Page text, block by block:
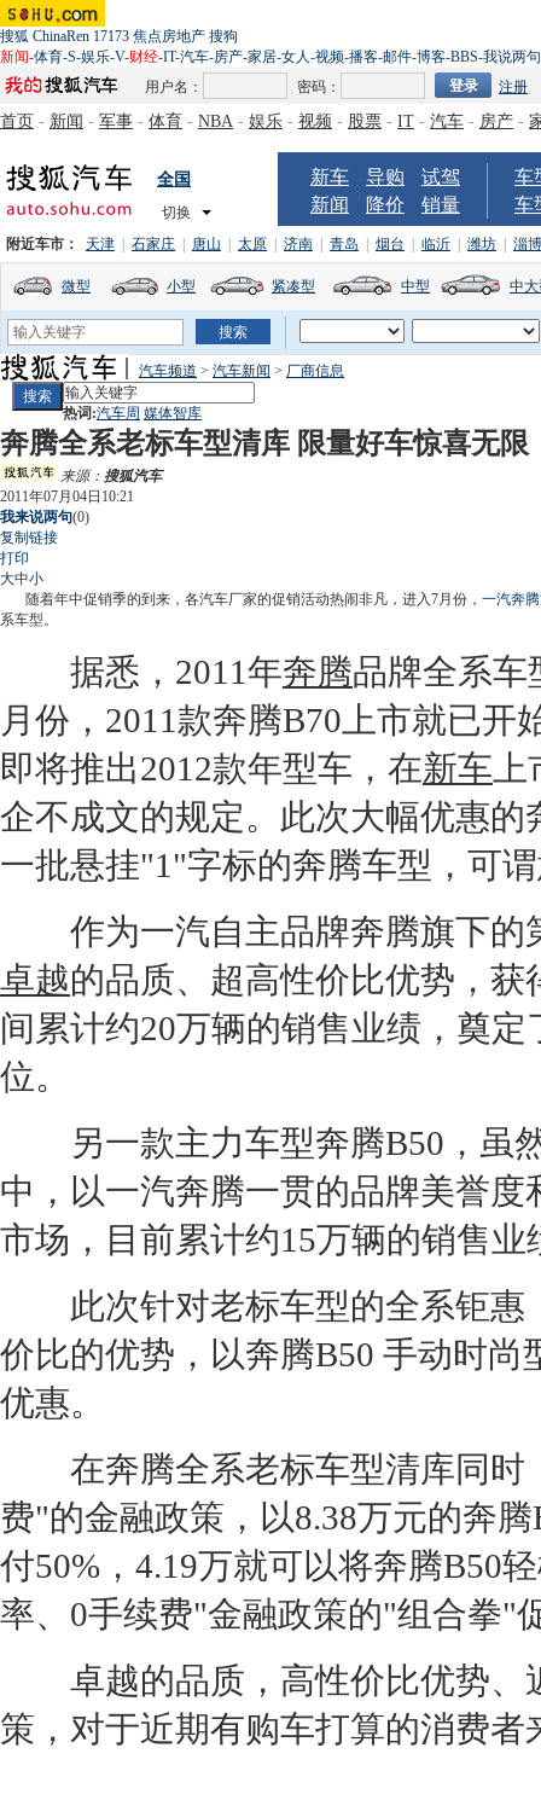
搜狐 ChinaRen 17173 焦点房地产 搜狗
新闻-体育-S-娱乐-V-财经-IT-汽车-房产-家居-女人-视频-播客-邮件-博客-BBS-我说两句
用户名：
密码： 注册
首页 - 新闻 - 军事 - 体育 - NBA - 娱乐 - 视频 - 股票 - IT - 汽车 - 房产 -
全国
切换
新车 导购
试驾
新闻
降价 销量
车
车
附近车市： 天津 石家庄 唐山 太原 济南 青岛 烟台 临沂 潍坊 淄博
微型 小型 紧凑型 中型 中
汽车频道 > 汽车新闻 > 厂商信息
热词:汽车周 媒体智库
奔腾全系老标车型清库 限量好车惊喜无限
来源： 搜狐汽车
2011年07月04日10:21
我来说两句(0)
复制链接
打印
大中小
随着年中促销季的到来，各汽车厂家的促销活动热闹非凡，进入7月份， 一汽奔腾
系车型。
据悉，2011年奔腾品牌全系车
月份，2011款奔腾B70 上市就已开
即将推出2012款年型车，在新车
企不成文的规定。此次大幅优惠的
一批悬挂"1"字标的奔腾车型，可
作为一汽自主品牌奔腾旗下的
卓越的品质、超高性价比优势，
间累计约20万辆的销售业绩，奠
位。
另一款主力车型奔腾B50 ，虽
中，以一汽奔腾一贯的品牌美誉度
市场，目前累计约15万辆的销售
此次针对老标车型的全系钜惠
价比的优势，以奔腾B50 手动时尚
优惠。
在奔腾全系老标车型清库同时
费"的金融政策，以8.38万元的奔腾
付50%，4.19万就可以将奔腾B50
率、0手续费"金融政策的"组合拳"
卓越的品质，高性价比优势
策，对于近期有购车打算的消费者